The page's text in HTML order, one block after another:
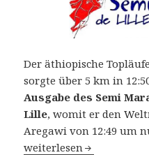
Der äthiopische
sorgte über 5 km in
Ausgabe des Semi
Lille, womit er den
Aregawi von 12:49 um
35. Semi-Marathon
weiterlesen